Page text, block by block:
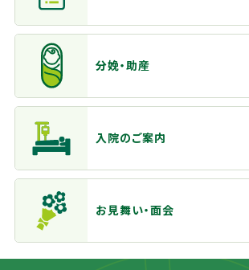
分娩・助産
入院のご案内
お見舞い・面会